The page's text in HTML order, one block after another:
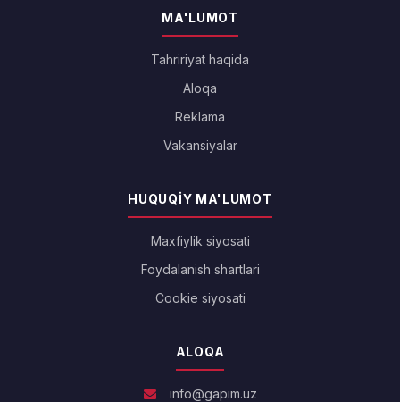
MA'LUMOT
Tahririyat haqida
Aloqa
Reklama
Vakansiyalar
HUQUQIY MA'LUMOT
Maxfiylik siyosati
Foydalanish shartlari
Cookie siyosati
ALOQA
info@gapim.uz